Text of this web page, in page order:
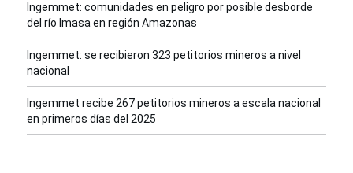
Ingemmet: comunidades en peligro por posible desborde
del río Imasa en región Amazonas
Ingemmet: se recibieron 323 petitorios mineros a nivel
nacional
Ingemmet recibe 267 petitorios mineros a escala nacional
en primeros días del 2025